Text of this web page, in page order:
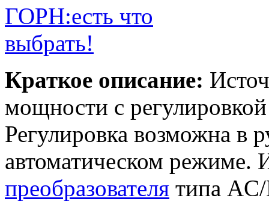
Краткое описание:
мощности с
Регулировка возможна в
автоматическом режиме.
преобразователя типа